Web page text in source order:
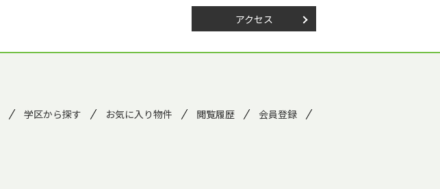
アクセス
学区から探す お気に入り物件 閲覧履歴
会員登録